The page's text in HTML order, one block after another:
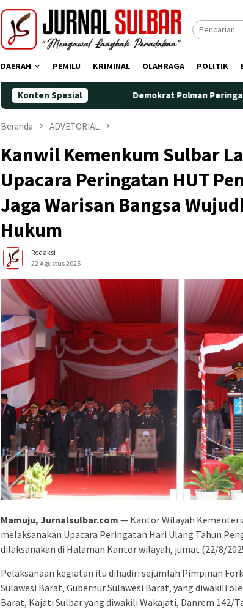
DAERAH PEMILU KRIMINAL OLAHRAGA POLITIK
Konten Spesial
Demokrat Polman Peringati HUT ke-25
Beranda ADVETORIAL
‎Kanwil Kemenkum Sulbar
Upacara Peringatan HUT
Jaga Warisan Bangsa
Hukum
Redaksi
22 Agustus 2025
‎Mamuju, Jurnalsulbar.com — Kantor Wilayah
melaksanakan Upacara Peringatan Hari Ulang Tahun
dilaksanakan di Halaman Kantor wilayah, jumat (22/8/
‎Pelaksanaan kegiatan itu dihadiri sejumlah Pimpinan
Sulawesi Barat, Gubernur Sulawesi Barat, yang diwakili
Barat, Kajati Sulbar yang diwakili Wakajati, Danrem 142/